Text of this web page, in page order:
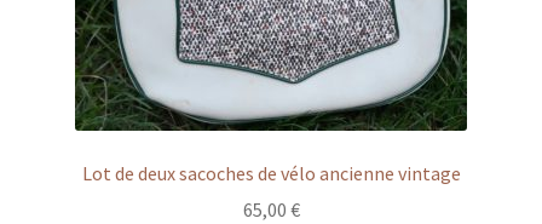
Lot de deux sacoches de vélo ancienne vintage
65,00 €